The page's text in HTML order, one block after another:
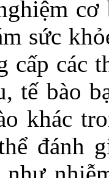
cơ
sức
cấp các
tế bào
khác
đánh